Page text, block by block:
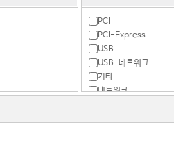
PCI
PCI-Express
USB
USB+네트워크
기타
네트워크